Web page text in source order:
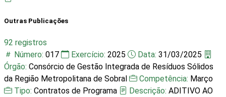
Outras Publicações
92 registros
Número: 017 Exercício: 2025 Data: 31/03/2025
Órgão: Consórcio de Gestão Integrada de Resíduos Sólidos
da Região Metropolitana de Sobral
Competência: Março
Tipo: Contratos de Programa Descrição: ADITIVO AO